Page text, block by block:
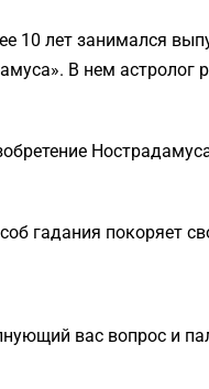
10 лет занимался
В нем
гадания покоряет
вас вопрос и